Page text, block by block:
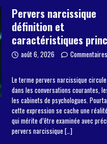
Pervers narcissique
définition et
caractéristiques
août 6, 2026
Le terme pervers narcissique circule
dans les conversations courantes,
les cabinets de psychologues.
cette expression se cache une
qui mérite d’être examinée avec
pervers narcissique […]